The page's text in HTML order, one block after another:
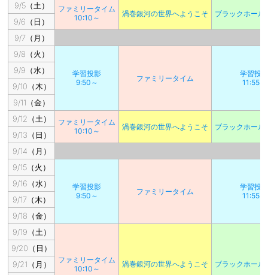
9/5（土）
ファミリータイム
10:10～
渦巻銀河の世界へようこそ ブラックホール
9/6（日）
9/7（月）
9/8（火）
学習投影
9:50～
ファミリータイム
学習投
11:55～
9/9（水）
9/10（木）
9/11（金）
9/12（土）
ファミリータイム
10:10～
渦巻銀河の世界へようこそ ブラックホール
9/13（日）
9/14（月）
9/15（火）
学習投影
9:50～
ファミリータイム
学習投
11:55～
9/16（水）
9/17（木）
9/18（金）
9/19（土）
ファミリータイム
10:10～
渦巻銀河の世界へようこそ ブラックホール
9/20（日）
9/21（月）